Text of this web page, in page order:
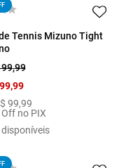
Tennis Mizuno Tight
,99
99,99
99,99
no PIX